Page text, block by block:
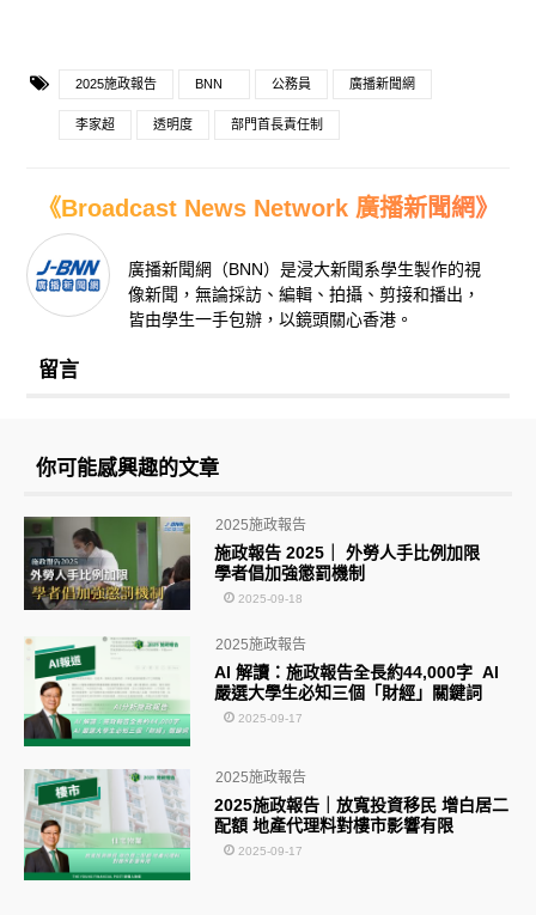
2025施政報告 BNN 公務員 廣播新聞網
李家超 透明度 部門首長責任制
《Broadcast News Network 廣播新聞網》
廣播新聞網（BNN）是浸大新聞系學生製作的視
像新聞，無論採訪、編輯、拍攝、剪接和播出，
皆由學生一手包辦，以鏡頭關心香港。
留言
你可能感興趣的文章
施政報告 2025｜ 外勞人手比例加限
學者倡加強懲罰機制
2025施政報告
2025-09-18
AI 解讀：施政報告全長約44,000字 AI
嚴選大學生必知三個「財經」關鍵詞
2025施政報告
2025-09-17
2025施政報告｜放寬投資移民 增白居二
配額 地產代理料對樓市影響有限
2025施政報告
2025-09-17